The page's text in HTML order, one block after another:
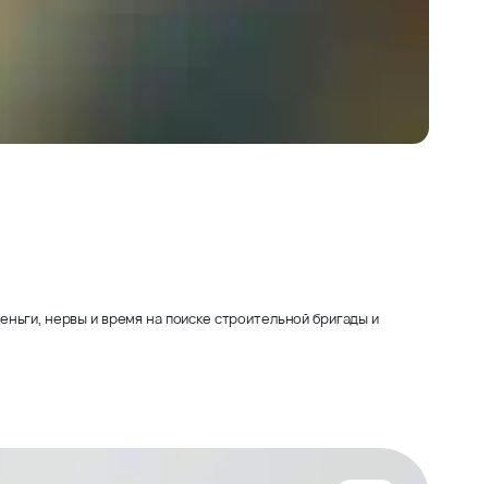
нервы и время на поиске строительной бригады и